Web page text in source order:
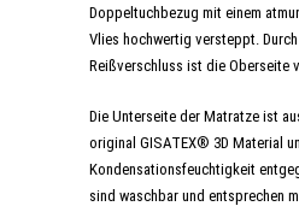
Doppeltuchbezug mit einem
Vlies hochwertig versteppt.
Reißverschluss ist die Oberseite
Die Unterseite der Matratze ist
original GISATEX® 3D Material
Kondensationsfeuchtigkeit
sind waschbar und entsprechen